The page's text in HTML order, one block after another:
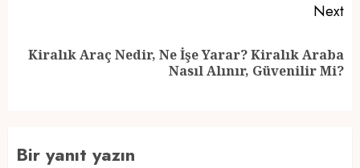
Next
Next
Kiralık Araç Nedir, Ne İşe Yarar? Kiralık Araba
Nasıl Alınır, Güvenilir Mi?
Bir yanıt yazın